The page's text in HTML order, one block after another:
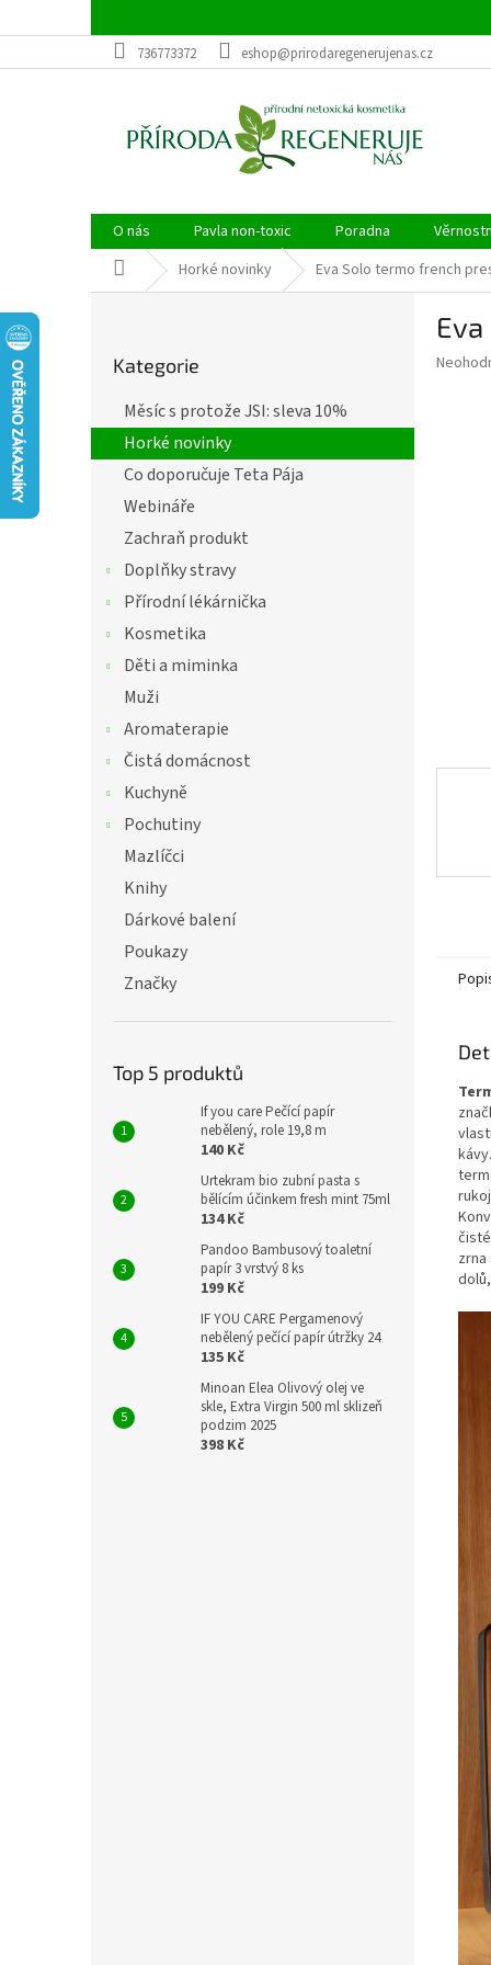
na
736773372 eshop@prirodaregenerujenas.cz
O nás Pavla non-toxic Poradna
Domů Horké novinky Eva Solo termo french
a
kategorie
Kategorie
Měsíc s protože JSI: sleva 10%
Horké novinky
Co doporučuje Teta Pája
Webináře
Zachraň produkt
Doplňky stravy
Přírodní lékárnička
Kosmetika
Děti a miminka
Muži
Aromaterapie
Čistá domácnost
Kuchyně
Pochutiny
Mazlíčci
Knihy
Dárkové balení
Poukazy
Značky
Top 5 produktů
If you care Pečící papír
nebělený, role 19,8 m
140 Kč
Urtekram bio zubní pasta s
bělícím účinkem fresh mint 75ml
134 Kč
Pandoo Bambusový toaletní
papír 3 vrstvý 8 ks
199 Kč
IF YOU CARE Pergamenový
nebělený pečící papír útržky 24
135 Kč
Minoan Elea Olivový olej ve
skle, Extra Virgin 500 ml sklizeň
podzim 2025
398 Kč